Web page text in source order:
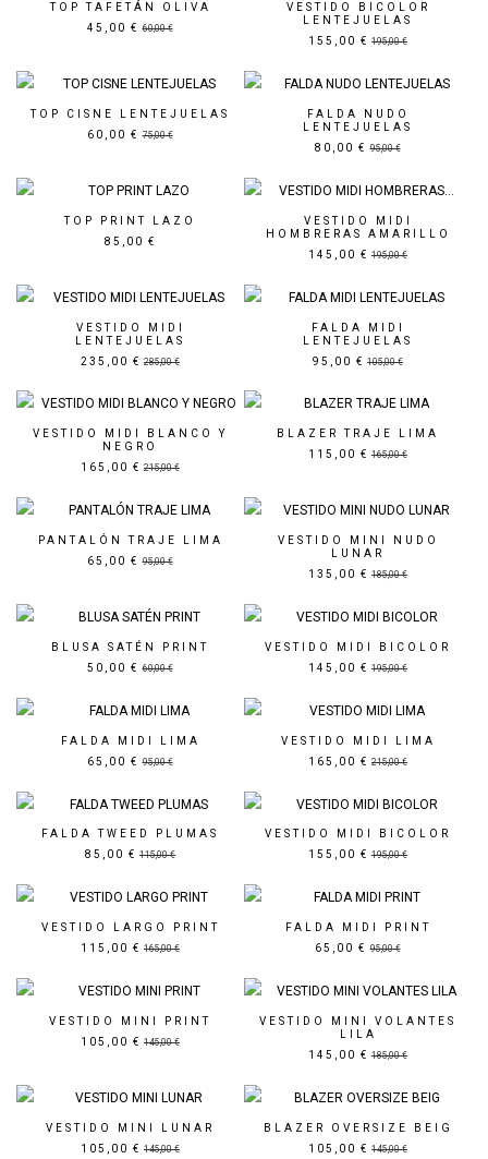
TOP TAFETÁN OLIVA
45,00 € 60,00 €
VESTIDO BICOLOR
LENTEJUELAS
155,00 € 195,00 €
Precio rebajado
TOP CISNE LENTEJUELAS
60,00 € 75,00 €
Precio rebajado
FALDA NUDO
LENTEJUELAS
80,00 € 95,00 €
TOP PRINT LAZO
85,00 €
Precio rebajado
VESTIDO MIDI
HOMBRERAS AMARILLO
145,00 € 195,00 €
Precio rebajado
VESTIDO MIDI
LENTEJUELAS
235,00 € 285,00 €
Precio rebajado
FALDA MIDI
LENTEJUELAS
95,00 € 105,00 €
Precio rebajado
VESTIDO MIDI BLANCO Y
NEGRO
165,00 € 215,00 €
Precio rebajado
BLAZER TRAJE LIMA
115,00 € 165,00 €
Precio rebajado
PANTALÓN TRAJE LIMA
65,00 € 95,00 €
Precio rebajado
VESTIDO MINI NUDO
LUNAR
135,00 € 185,00 €
Precio rebajado
BLUSA SATÉN PRINT
50,00 € 60,00 €
Precio rebajado
VESTIDO MIDI BICOLOR
145,00 € 195,00 €
Precio rebajado
FALDA MIDI LIMA
65,00 € 95,00 €
Precio rebajado
VESTIDO MIDI LIMA
165,00 € 215,00 €
Precio rebajado
FALDA TWEED PLUMAS
85,00 € 115,00 €
Precio rebajado
VESTIDO MIDI BICOLOR
155,00 € 195,00 €
Precio rebajado
VESTIDO LARGO PRINT
115,00 € 165,00 €
Precio rebajado
FALDA MIDI PRINT
65,00 € 95,00 €
Precio rebajado
VESTIDO MINI PRINT
105,00 € 145,00 €
Precio rebajado
VESTIDO MINI VOLANTES
LILA
145,00 € 185,00 €
Precio rebajado
VESTIDO MINI LUNAR
105,00 € 145,00 €
Precio rebajado
BLAZER OVERSIZE BEIG
105,00 € 145,00 €